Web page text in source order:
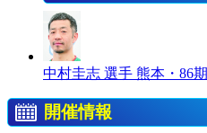
中村圭志 選手 熊本・86期
開催情報